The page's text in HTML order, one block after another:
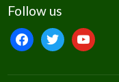
Follow us
facebooktwitteryoutube